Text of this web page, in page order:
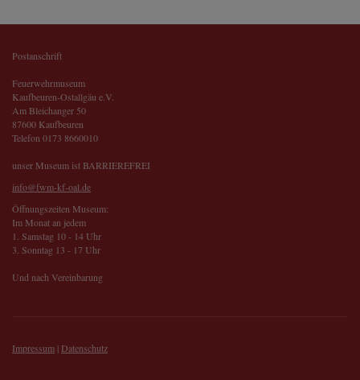
Postanschrift
Feuerwehrmuseum
Kaufbeuren-Ostallgäu e.V.
Am Bleichanger 50
87600 Kaufbeuren
Telefon 0173 8660010
unser Museum ist BARRIEREFREI
info@fwm-kf-oal.de
Öffnungszeiten Museum:
Im Monat an jedem
1. Samstag 10 - 14 Uhr
3. Sonntag 13 - 17 Uhr
Und nach Vereinbarung
Impressum | Datenschutz